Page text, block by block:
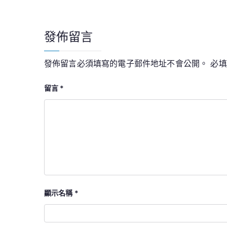
覽
發佈留言
發佈留言必須填寫的電子郵件地址不會公開。 必
留言 *
顯示名稱 *